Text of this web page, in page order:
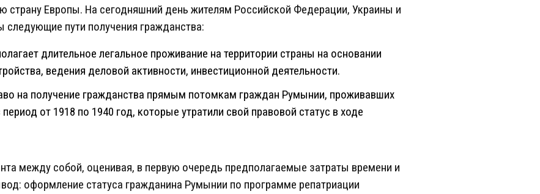
страну Европы. На сегодняшний день жителям Российской Федерации, Украины и
следующие пути получения гражданства:
длительное легальное проживание на территории страны на основании
ведения деловой активности, инвестиционной деятельности.
на получение гражданства прямым потомкам граждан Румынии, проживавших
от 1918 по 1940 год, которые утратили свой правовой статус в ходе
между собой, оценивая, в первую очередь предполагаемые затраты времени и
оформление статуса гражданина Румынии по программе репатриации